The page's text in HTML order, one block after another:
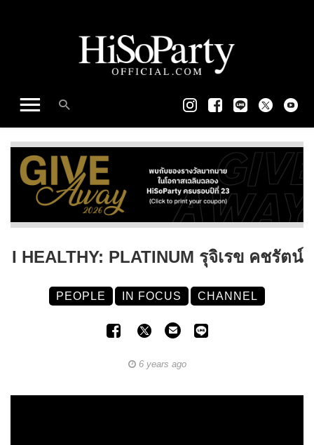
I HEALTHY: PLATINUM รุจิเรข คชรัตน์
PEOPLE IN FOCUS CHANNEL
6 years ago